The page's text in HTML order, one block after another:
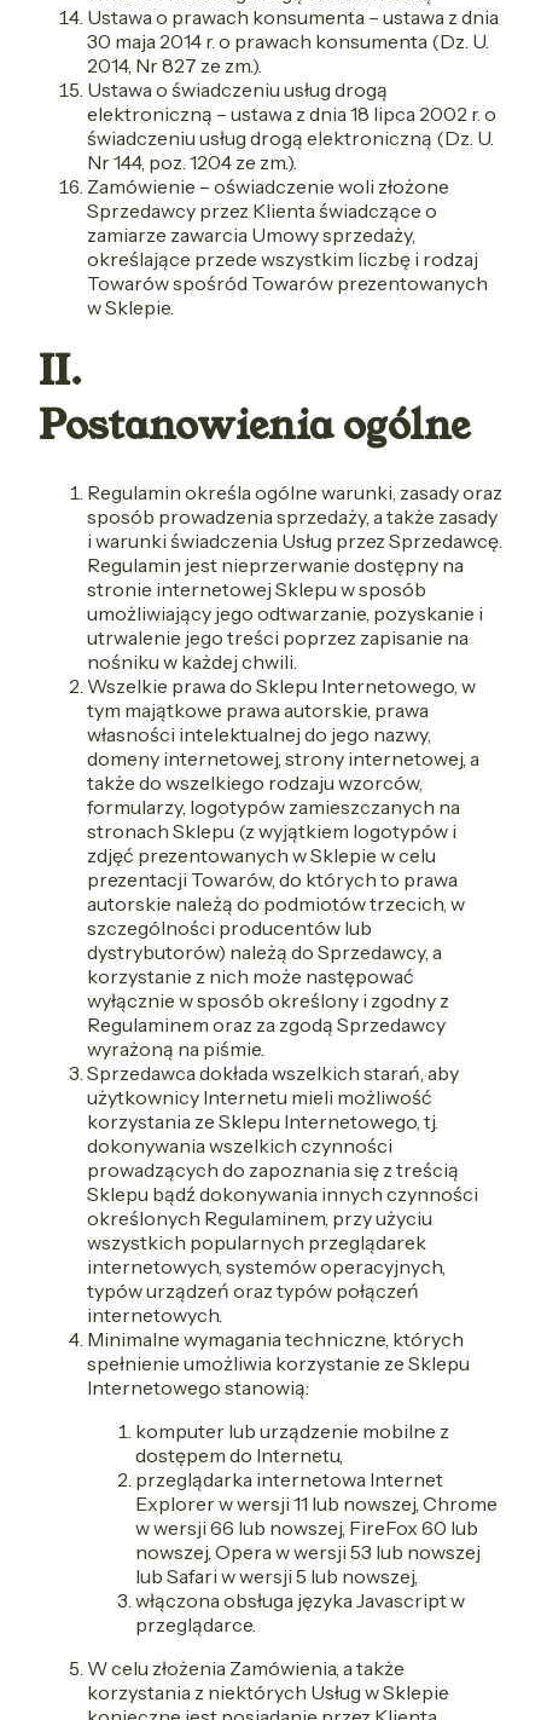
Ustawa o prawach konsumenta – ustawa z dnia
30 maja 2014 r. o prawach konsumenta (Dz. U.
2014, Nr 827 ze zm.).
Ustawa o świadczeniu usług drogą
elektroniczną – ustawa z dnia 18 lipca 2002 r. o
świadczeniu usług drogą elektroniczną (Dz. U.
Nr 144, poz. 1204 ze zm.).
Zamówienie – oświadczenie woli złożone
Sprzedawcy przez Klienta świadczące o
zamiarze zawarcia Umowy sprzedaży,
określające przede wszystkim liczbę i rodzaj
Towarów spośród Towarów prezentowanych
w Sklepie.
II.
Postanowienia ogólne
Regulamin określa ogólne warunki, zasady oraz
sposób prowadzenia sprzedaży, a także zasady
i warunki świadczenia Usług przez Sprzedawcę.
Regulamin jest nieprzerwanie dostępny na
stronie internetowej Sklepu w sposób
umożliwiający jego odtwarzanie, pozyskanie i
utrwalenie jego treści poprzez zapisanie na
nośniku w każdej chwili.
Wszelkie prawa do Sklepu Internetowego, w
tym majątkowe prawa autorskie, prawa
własności intelektualnej do jego nazwy,
domeny internetowej, strony internetowej, a
także do wszelkiego rodzaju wzorców,
formularzy, logotypów zamieszczanych na
stronach Sklepu (z wyjątkiem logotypów i
zdjęć prezentowanych w Sklepie w celu
prezentacji Towarów, do których to prawa
autorskie należą do podmiotów trzecich, w
szczególności producentów lub
dystrybutorów) należą do Sprzedawcy, a
korzystanie z nich może następować
wyłącznie w sposób określony i zgodny z
Regulaminem oraz za zgodą Sprzedawcy
wyrażoną na piśmie.
Sprzedawca dokłada wszelkich starań, aby
użytkownicy Internetu mieli możliwość
korzystania ze Sklepu Internetowego, tj.
dokonywania wszelkich czynności
prowadzących do zapoznania się z treścią
Sklepu bądź dokonywania innych czynności
określonych Regulaminem, przy użyciu
wszystkich popularnych przeglądarek
internetowych, systemów operacyjnych,
typów urządzeń oraz typów połączeń
internetowych.
Minimalne wymagania techniczne, których
spełnienie umożliwia korzystanie ze Sklepu
Internetowego stanowią:
komputer lub urządzenie mobilne z
dostępem do Internetu,
przeglądarka internetowa Internet
Explorer w wersji 11 lub nowszej, Chrome
w wersji 66 lub nowszej, FireFox 60 lub
nowszej, Opera w wersji 53 lub nowszej
lub Safari w wersji 5 lub nowszej,
włączona obsługa języka Javascript w
przeglądarce.
W celu złożenia Zamówienia, a także
korzystania z niektórych Usług w Sklepie